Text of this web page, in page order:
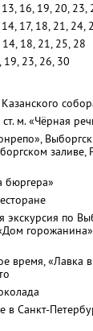
16, 19, 20, 23,
17, 18, 21, 24,
18, 21, 25, 28
19, 23, 26, 30
м. «Чёрная
заливе,
бюргера»
по
время, «Лавка
Санкт-